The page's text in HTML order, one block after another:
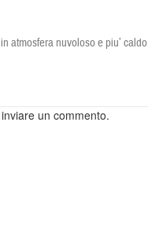
atmosfera nuvoloso e piu’ caldo
un commento.